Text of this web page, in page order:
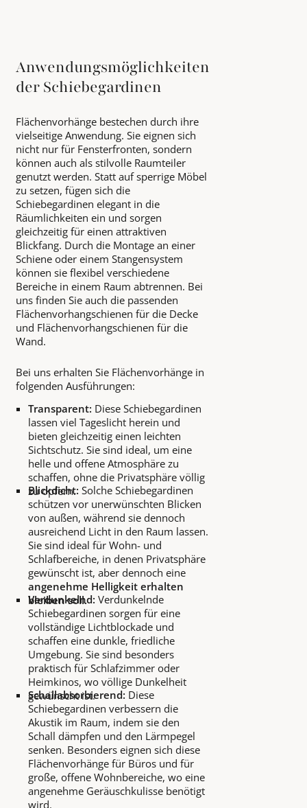
Anwendungsmöglichkeiten
der Schiebegardinen
Flächenvorhänge bestechen durch ihre
vielseitige Anwendung. Sie eignen sich
nicht nur für Fensterfronten, sondern
können auch als stilvolle Raumteiler
genutzt werden. Statt auf sperrige Möbel
zu setzen, fügen sich die
Schiebegardinen elegant in die
Räumlichkeiten ein und sorgen
gleichzeitig für einen attraktiven
Blickfang. Durch die Montage an einer
Schiene oder einem Stangensystem
können sie flexibel verschiedene
Bereiche in einem Raum abtrennen. Bei
uns finden Sie auch die passenden
Flächenvorhangschienen für die Decke
und Flächenvorhangschienen für die
Wand.
Bei uns erhalten Sie Flächenvorhänge in
folgenden Ausführungen:
Transparent: Diese Schiebegardinen
lassen viel Tageslicht herein und
bieten gleichzeitig einen leichten
Sichtschutz. Sie sind ideal, um eine
helle und offene Atmosphäre zu
schaffen, ohne die Privatsphäre völlig
zu opfern.
Blickdicht: Solche Schiebegardinen
schützen vor unerwünschten Blicken
von außen, während sie dennoch
ausreichend Licht in den Raum lassen.
Sie sind ideal für Wohn- und
Schlafbereiche, in denen Privatsphäre
gewünscht ist, aber dennoch eine
angenehme Helligkeit erhalten
bleiben soll.
Verdunkelnd: Verdunkelnde
Schiebegardinen sorgen für eine
vollständige Lichtblockade und
schaffen eine dunkle, friedliche
Umgebung. Sie sind besonders
praktisch für Schlafzimmer oder
Heimkinos, wo völlige Dunkelheit
gewünscht ist.
Schallabsorbierend: Diese
Schiebegardinen verbessern die
Akustik im Raum, indem sie den
Schall dämpfen und den Lärmpegel
senken. Besonders eignen sich diese
Flächenvorhänge für Büros und für
große, offene Wohnbereiche, wo eine
angenehme Geräuschkulisse benötigt
wird.